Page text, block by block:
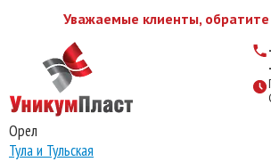
Уважаемые клиенты, обратите
Орел
Тула и Тульская